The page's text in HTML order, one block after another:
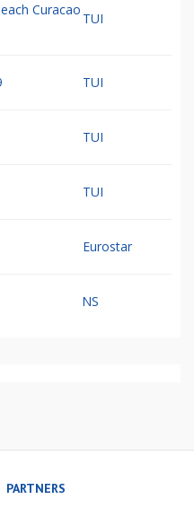
Curacao
TUI
TUI
TUI
TUI
Eurostar
NS
PARTNERS